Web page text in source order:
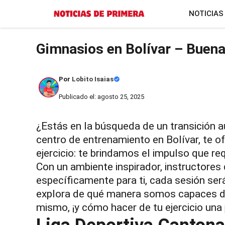
al
contenido
NOTICIAS
Gimnasios en Bolívar –
Por Lobito Isaias
Publicado el: agosto 25, 2025
¿Estás en la búsqueda de un transición
centro de entrenamiento en Bolívar, te
ejercicio: te brindamos el impulso que
Con un ambiente inspirador,
específicamente para ti, cada sesión
explora de qué manera somos capaces
mismo, ¡y cómo hacer de tu ejercicio